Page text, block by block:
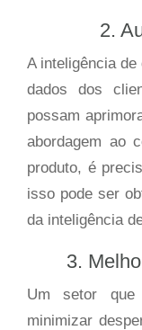
2.
A inteligência
dados dos
possam
abordagem ao
produto, é
isso pode ser
da inteligência
3.
Um setor que
minimizar